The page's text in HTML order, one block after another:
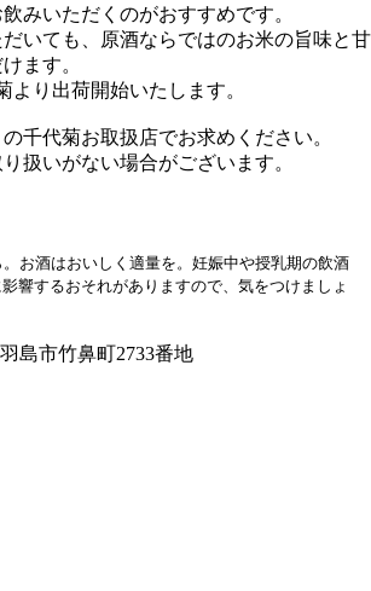
みいただくのがおすすめです。
いても、原酒ならではのお米の旨味と甘
ます。
より出荷開始いたします。
千代菊お取扱店でお求めください。
扱いがない場合がございます。
お酒はおいしく適量を。妊娠中や授乳期の飲酒
響するおそれがありますので、気をつけましょ
島市竹鼻町2733番地